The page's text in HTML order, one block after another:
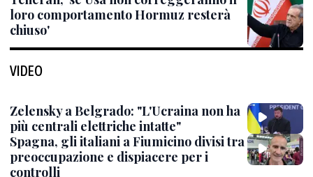
loro comportamento Hormuz resterà
chiuso'
VIDEO
Zelensky a Belgrado: "L'Ucraina non ha
più centrali elettriche intatte"
Spagna, gli italiani a Fiumicino divisi tra
preoccupazione e dispiacere per i
controlli